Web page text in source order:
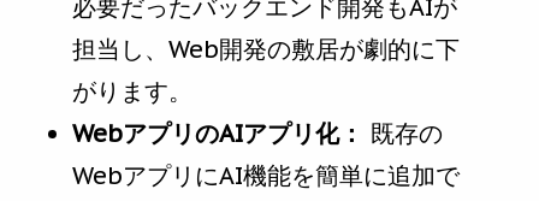
必要だったバックエンド開発もAIが
担当し、Web開発の敷居が劇的に下
がります。
WebアプリのAIアプリ化： 既存の
WebアプリにAI機能を簡単に追加で